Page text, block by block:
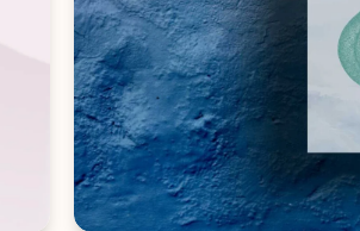
ILUSTRACE & BRANDING
Divadlo L